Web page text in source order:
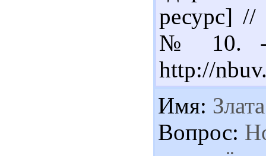
ресурс]
№ 10. -
http://
Имя: Злата
Вопрос: